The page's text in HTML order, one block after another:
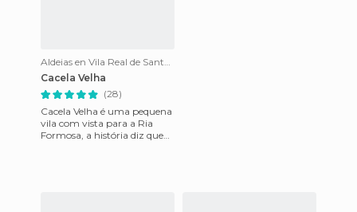
Aldeias en Vila Real de Santo António
Cacela Velha
(28)
Cacela Velha é uma pequena
vila com vista para a Ria
Formosa, a história diz que